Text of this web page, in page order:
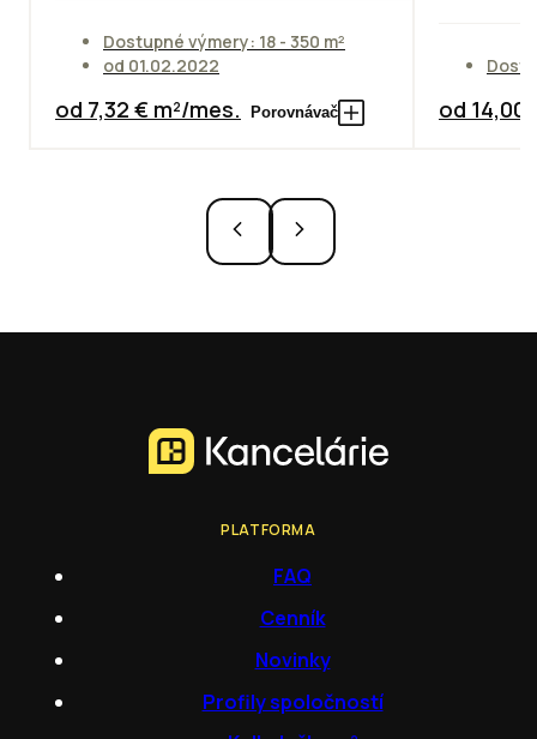
Dostupné výmery: 18 - 350 m²
od 01.02.2022
od 7,32 € m²/mes. Porovnávač od 14,00
PLATFORMA
FAQ
Cenník
Novinky
Profily spoločností